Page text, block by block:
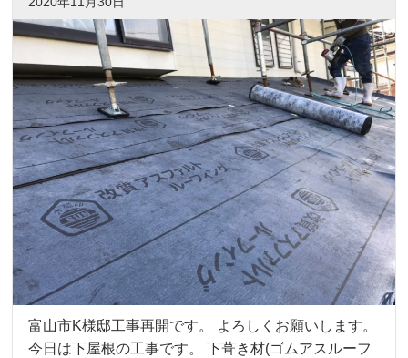
富山市K様邸工事再開です。 よろしくお願いします。
今日は下屋根の工事です。 下葺き材(ゴムアスルーフ